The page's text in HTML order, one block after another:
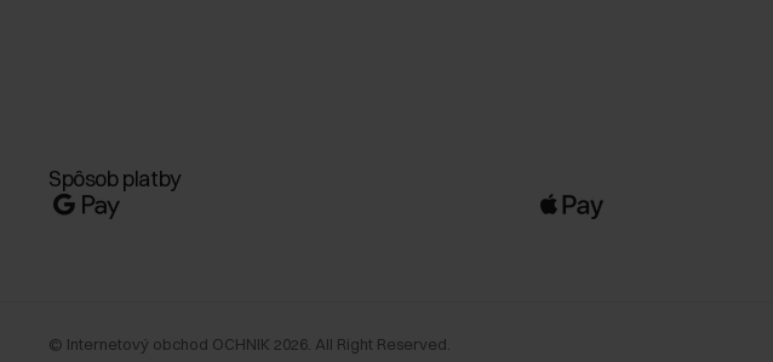
Spôsob platby
© Internetový obchod OCHNIK 2026 . All Right Reserved.